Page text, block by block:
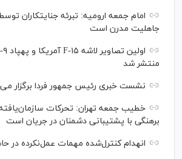
امام جمعه ارومیه: تبرئه جنایتکاران
جاهلیت مدرن است
منتشر شد
نشست خبری رئیس‌ جمهور فردا برگزار
خطیب جمعه تهران: تحرکات
برهنگی با پشتیبانی دشمنان در جریان است
انهدام کنترل‌شده مهمات عمل‌نکرده در